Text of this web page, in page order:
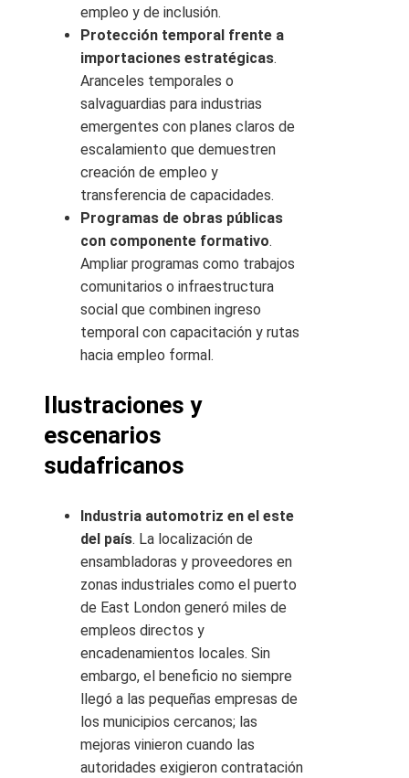
empleo y de inclusión.
Protección temporal frente a
importaciones estratégicas.
Aranceles temporales o
salvaguardias para industrias
emergentes con planes claros de
escalamiento que demuestren
creación de empleo y
transferencia de capacidades.
Programas de obras públicas
con componente formativo.
Ampliar programas como trabajos
comunitarios o infraestructura
social que combinen ingreso
temporal con capacitación y rutas
hacia empleo formal.
Ilustraciones y
escenarios
sudafricanos
Industria automotriz en el este
del país. La localización de
ensambladoras y proveedores en
zonas industriales como el puerto
de East London generó miles de
empleos directos y
encadenamientos locales. Sin
embargo, el beneficio no siempre
llegó a las pequeñas empresas de
los municipios cercanos; las
mejoras vinieron cuando las
autoridades exigieron contratación